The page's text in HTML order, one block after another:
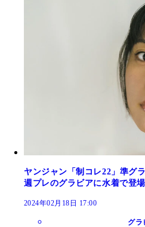
ヤンジャン「制コレ22」準グ
週プレのグラビアに水着で登場
2024年02月18日 17:00
グラ